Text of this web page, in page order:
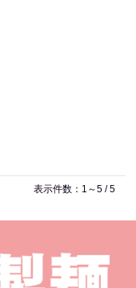
表示件数：1～5 / 5